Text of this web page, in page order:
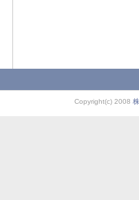
Copyright(c) 2008